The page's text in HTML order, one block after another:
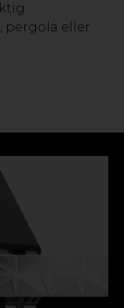
pergola eller